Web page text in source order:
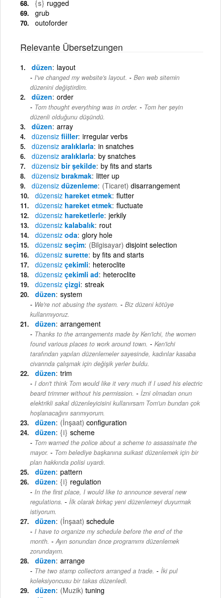
{s} rugged
grub
outoforder
Relevante Übersetzungen
düzen layout
I've changed my website's layout. - Ben web sitemin
düzenini değiştirdim.
düzen order
Tom thought everything was in order. - Tom her şeyin
düzenli olduğunu düşündü.
düzen array
düzensiz fiiller irregular verbs
düzensiz aralıklarla in snatches
düzensiz aralıklarla by snatches
düzensiz bir şekilde by fits and starts
düzensiz bırakmak litter up
düzensiz düzenleme (Ticaret) disarrangement
düzensiz hareket etmek flutter
düzensiz hareket etmek fluctuate
düzensiz hareketlerle jerkily
düzensiz kalabalık rout
düzensiz oda glory hole
düzensiz seçim (Bilgisayar) disjoint selection
düzensiz surette by fits and starts
düzensiz çekimli heteroclite
düzensiz çekimli ad heteroclite
düzensiz çizgi streak
düzen system
We're not abusing the system. - Biz düzeni kötüye
kullanmıyoruz.
düzen arrangement
Thanks to the arrangements made by Ken'ichi, the women
found various places to work around town. - Ken'ichi
tarafından yapılan düzenlemeler sayesinde, kadınlar kasaba
civarında çalışmak için değişik yerler buldu.
düzen trim
I don't think Tom would like it very much if I used his electric
beard trimmer without his permission. - İzni olmadan onun
elektrikli sakal düzenleyicisini kullanırsam Tom'un bundan çok
hoşlanacağını sanmıyorum.
düzen (İnşaat) configuration
düzen {i} scheme
Tom warned the police about a scheme to assassinate the
mayor. - Tom belediye başkanına suikast düzenlemek için bir
plan hakkında polisi uyardı.
düzen pattern
düzen {i} regulation
In the first place, I would like to announce several new
regulations. - İlk olarak birkaç yeni düzenlemeyi duyurmak
istiyorum.
düzen (İnşaat) schedule
I have to organize my schedule before the end of the
month. - Ayın sonundan önce programımı düzenlemek
zorundayım.
düzen arrange
The two stamp collectors arranged a trade. - İki pul
koleksiyoncusu bir takas düzenledi.
düzen (Muzik) tuning